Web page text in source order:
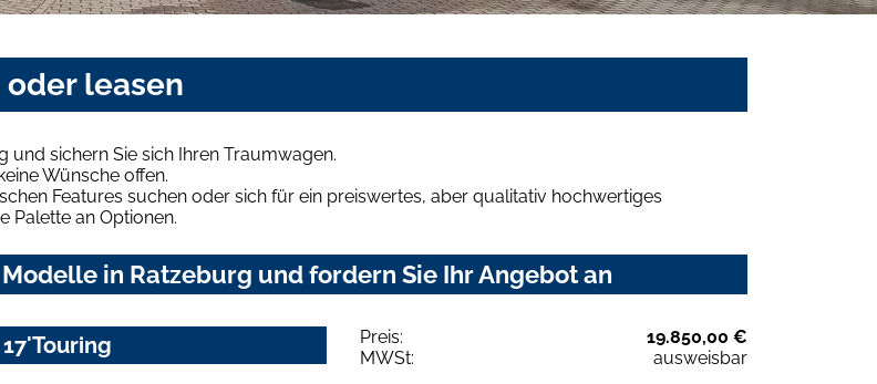
leasen
und sichern Sie sich Ihren Traumwagen.
Wünsche offen.
Features suchen oder sich für ein preiswertes, aber qualitativ hochwertiges
Palette an Optionen.
in Ratzeburg und fordern Sie Ihr Angebot an
Preis:
19.850,00 €
MWSt:
ausweisbar